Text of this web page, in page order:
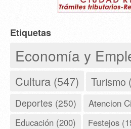
Etiquetas
Economía y
Cultura (547) Turismo
Deportes (250) Atencion
Educación (200) Festejos